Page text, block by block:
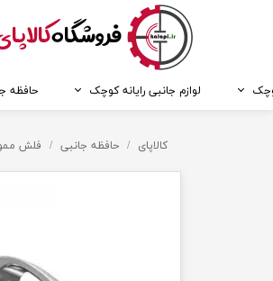
​فروشگاه
لوازم جانبی رایانه کوچک حافظه
کالاپای حافظه جانبی فلش